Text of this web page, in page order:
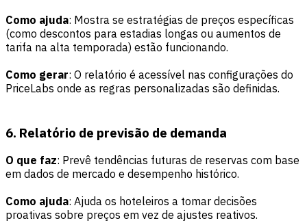
Como ajuda: Mostra se estratégias de preços específicas
(como descontos para estadias longas ou aumentos de
tarifa na alta temporada) estão funcionando.
Como gerar: O relatório é acessível nas configurações do
PriceLabs onde as regras personalizadas são definidas.
6. Relatório de previsão de demanda
O que faz: Prevê tendências futuras de reservas com base
em dados de mercado e desempenho histórico.
Como ajuda: Ajuda os hoteleiros a tomar decisões
proativas sobre preços em vez de ajustes reativos.